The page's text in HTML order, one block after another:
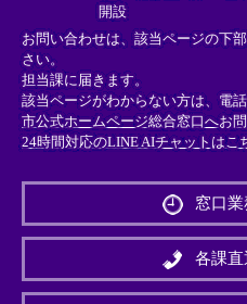
開設
お問い合わせは、該当ページの下
さい。
担当課に届きます。
該当ページがわからない方は、電
市公式ホームページ総合窓口へお
24時間対応のLINE AIチャットはこ
外
リ
ン
＞
窓口
各課